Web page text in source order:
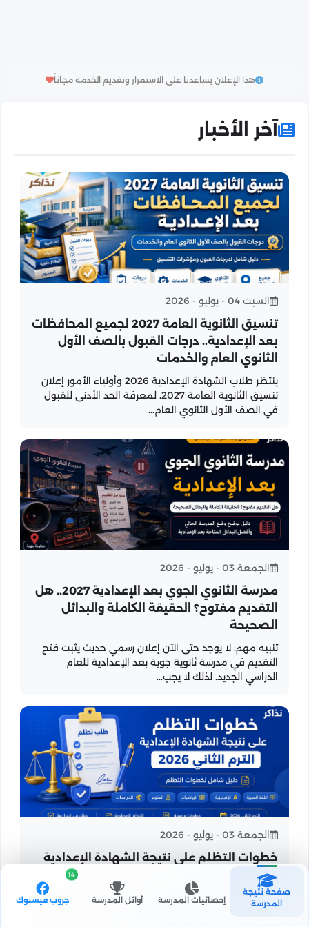
صفحة نتيجة
المدرسة
إحصائيات المدرسة أوائل المدرسة جروب فيسبوك
14
هذا الإعلان يساعدنا على الاستمرار وتقديم الخدمة مجاناً
آخر الأخبار
السبت 04 - يوليو - 2026
تنسيق الثانوية العامة 2027 لجميع المحافظات
بعد الإعدادية.. درجات القبول بالصف الأول
الثانوي العام والخدمات
ينتظر طلاب الشهادة الإعدادية 2026 وأولياء الأمور إعلان
تنسيق الثانوية العامة 2027، لمعرفة الحد الأدنى للقبول
في الصف الأول الثانوي العام...
الجمعة 03 - يوليو - 2026
مدرسة الثانوي الجوي بعد الإعدادية 2027.. هل
التقديم مفتوح؟ الحقيقة الكاملة والبدائل
الصحيحة
تنبيه مهم: لا يوجد حتى الآن إعلان رسمي حديث يثبت فتح
التقديم في مدرسة ثانوية جوية بعد الإعدادية للعام
الدراسي الجديد. لذلك لا يجب...
الجمعة 03 - يوليو - 2026
خطوات التظلم على نتيجة الشهادة الإعدادية
2026 الترم الثاني
مع بدء ظهور نتائج الشهادة الإعدادية للفصل الدراسي